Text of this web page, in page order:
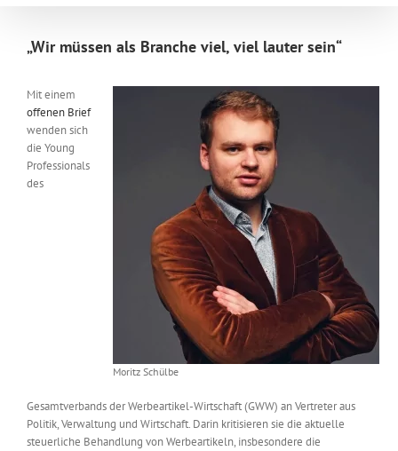
Messen & Events
Unternehmen
Jobshop
„Wir müssen als Branche viel, viel lauter sein“
Moritz Schülbe
Mit einem
offenen Brief
wenden sich
die Young
Professionals
des
Gesamtverbands der Werbeartikel-Wirtschaft (GWW) an Vertreter aus
Politik, Verwaltung und Wirtschaft. Darin kritisieren sie die aktuelle
steuerliche Behandlung von Werbeartikeln, insbesondere die